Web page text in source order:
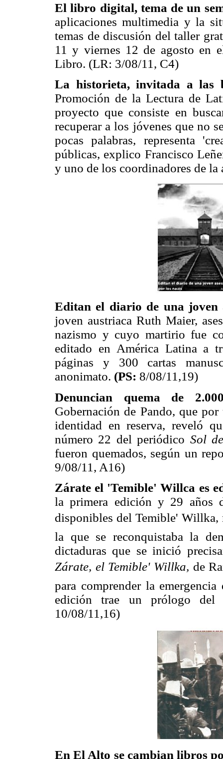
El libro digital, tema de un
aplicaciones multimedia y la
temas de discusión del taller
11 y viernes 12 de agosto en
Libro. (LR: 3/08/11, C4)
La historieta, invitada a las
Promoción de la Lectura de
proyecto que consiste en
recuperar a los jóvenes que no
pocas palabras, representa
públicas, explico Francisco
y uno de los coordinadores de
Editan el diario de una joven
joven austriaca Ruth Maier,
nazismo y cuyo martirio fue
editado en América Latina a
páginas y 300 cartas
anonimato. (PS: 8/08/11,19)
Denuncian quema de
Gobernación de Pando, que
identidad en reserva, reveló
número 22 del periódico Sol
fueron quemados, según un
9/08/11, A16)
Zárate el 'Temible' Willca es
la primera edición y 29 años
disponibles del Temible'
la que se reconquistaba la
dictaduras que se inició
Zárate, el Temible' Willka, de
para comprender la
edición trae un prólogo del
10/08/11,16)
En El Alto se cambian libros